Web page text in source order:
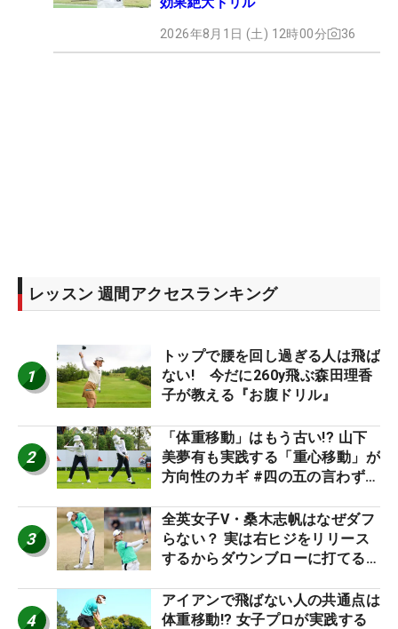
2026年8月1日 (土) 12時00分 36
レッスン 週間アクセスランキング
1
トップで腰を回し過ぎる人は飛ば
ない! 今だに260y飛ぶ森田理香
子が教える『お腹ドリル』
2
「体重移動」はもう古い!? 山下
美夢有も実践する「重心移動」が
方向性のカギ #四の五の言わず振
3
全英女子V・桑木志帆はなぜダフ
らない？ 実は右ヒジをリリース
するからダウンブローに打てる #
4
アイアンで飛ばない人の共通点は
体重移動!? 女子プロが実践する